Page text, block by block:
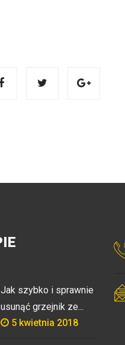
Jak szybko i sprawnie
usunąć grzejnik ze...
5 kwietnia 2018